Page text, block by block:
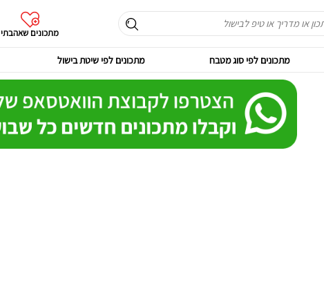
מתכונים שאהבתי
מתכונים לפי סוג מטבח מתכונים לפי שיטת בישול